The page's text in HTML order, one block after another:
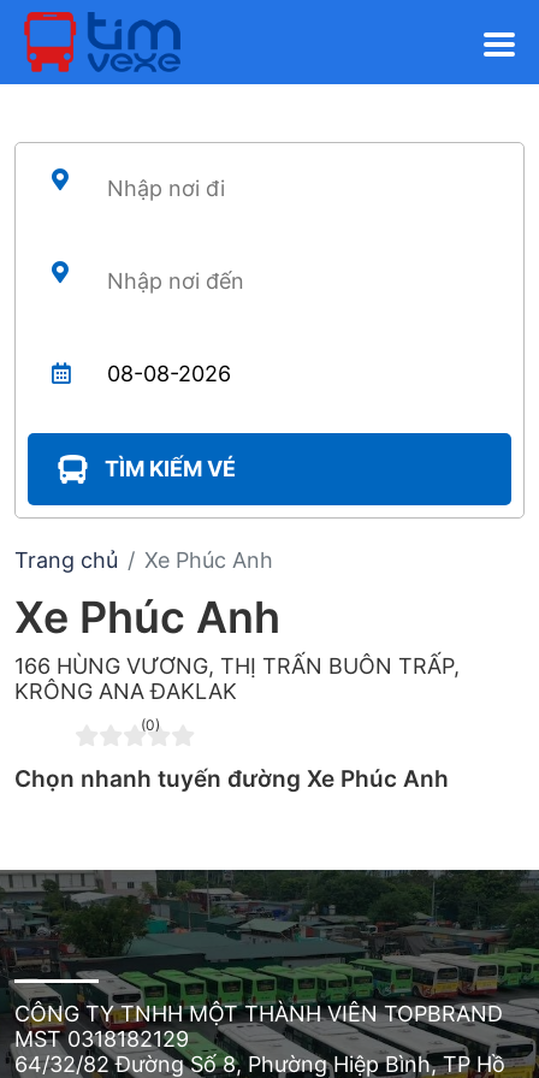
TÌM KIẾM VÉ
Trang chủ Xe Phúc Anh
Xe Phúc Anh
166 HÙNG VƯƠNG, THỊ TRẤN BUÔN TRẤP,
KRÔNG ANA ĐAKLAK
(0)
Chọn nhanh tuyến đường Xe Phúc Anh
CÔNG TY TNHH MỘT THÀNH VIÊN TOPBRAND
MST 0318182129
64/32/82 Đường Số 8, Phường Hiệp Bình, TP Hồ